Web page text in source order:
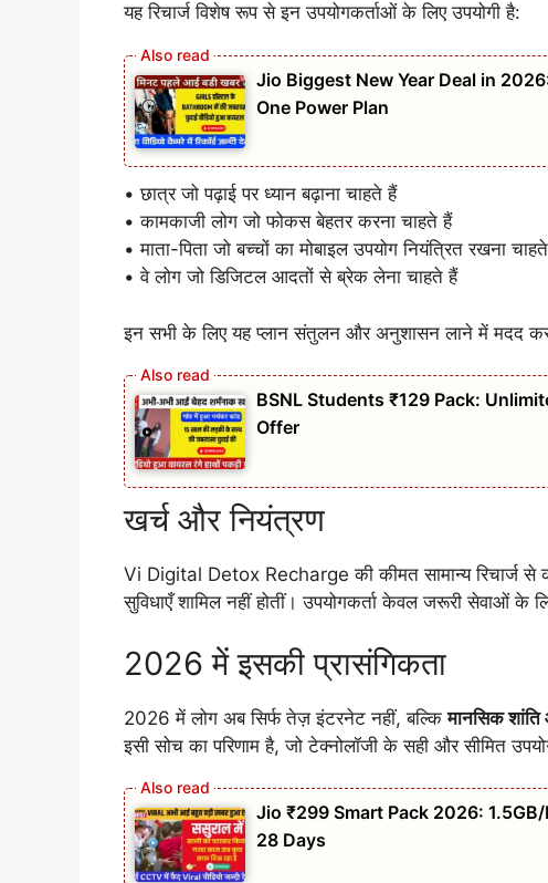
यह रिचार्ज विशेष रूप से इन उपयोगकर्ताओं के लिए उपयोगी है:
Jio Biggest New Year Deal in
One Power Plan
• छात्र जो पढ़ाई पर ध्यान बढ़ाना चाहते हैं
• कामकाजी लोग जो फोकस बेहतर करना चाहते हैं
• माता-पिता जो बच्चों का मोबाइल उपयोग नियंत्रित रखना
• वे लोग जो डिजिटल आदतों से ब्रेक लेना चाहते हैं
इन सभी के लिए यह प्लान संतुलन और अनुशासन लाने में मदद
BSNL Students ₹129 Pack:
Offer
खर्च और नियंत्रण
Vi Digital Detox Recharge की कीमत सामान्य रिचार्ज से
सुविधाएँ शामिल नहीं होतीं। उपयोगकर्ता केवल जरूरी सेवाओं के
2026 में इसकी प्रासंगिकता
2026 में लोग अब सिर्फ तेज़ इंटरनेट नहीं, बल्किमानसिक
इसी सोच का परिणाम है, जो टेक्नोलॉजी के सही और सीमित
Jio ₹299 Smart Pack 2026:
28 Days